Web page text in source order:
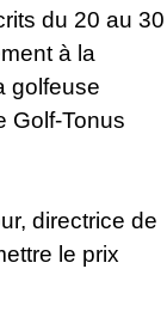
du 20 au 30
à la
golfeuse
Golf-Tonus
directrice de
le prix